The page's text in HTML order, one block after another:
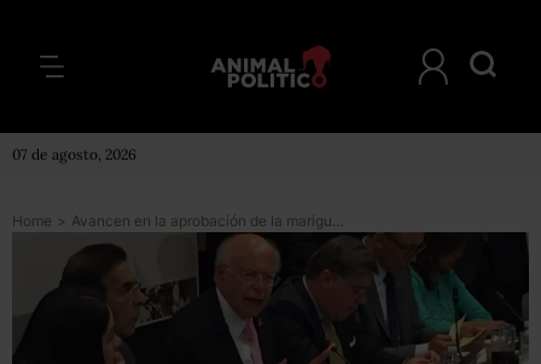
07 de agosto, 2026
Home > Avancen en la aprobación de la mariguana medicinal, pide secretario de Salud a senadores